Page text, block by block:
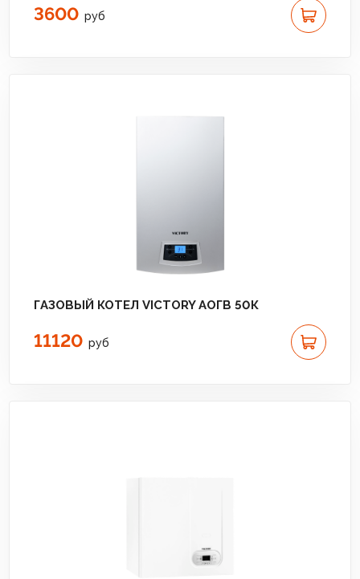
3600 руб
ГАЗОВЫЙ КОТЕЛ VICTORY АОГВ 50К
11120 руб